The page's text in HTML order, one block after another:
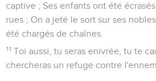
captive ; Ses enfants ont été
rues ; On a jeté le sort sur ses
été chargés de chaînes.
11 Toi aussi, tu seras enivrée, tu te
chercheras un refuge contre